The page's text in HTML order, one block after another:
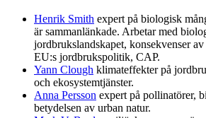
Henrik Smith expert på biologisk
är sammanlänkade. Arbetar med
jordbrukslandskapet, konsekvenser
EU:s jordbrukspolitik, CAP.
Yann Clough klimateffekter på
och ekosystemtjänster.
Anna Persson expert på pollinatörer,
betydelsen av urban natur.